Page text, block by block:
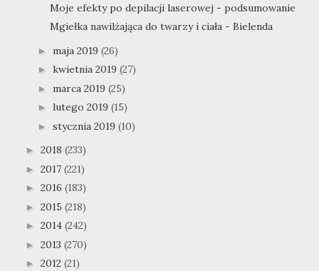
Moje efekty po depilacji laserowej - podsumowanie
Mgiełka nawilżająca do twarzy i ciała - Bielenda
► maja 2019 (26)
► kwietnia 2019 (27)
► marca 2019 (25)
► lutego 2019 (15)
► stycznia 2019 (10)
► 2018 (233)
► 2017 (221)
► 2016 (183)
► 2015 (218)
► 2014 (242)
► 2013 (270)
► 2012 (21)